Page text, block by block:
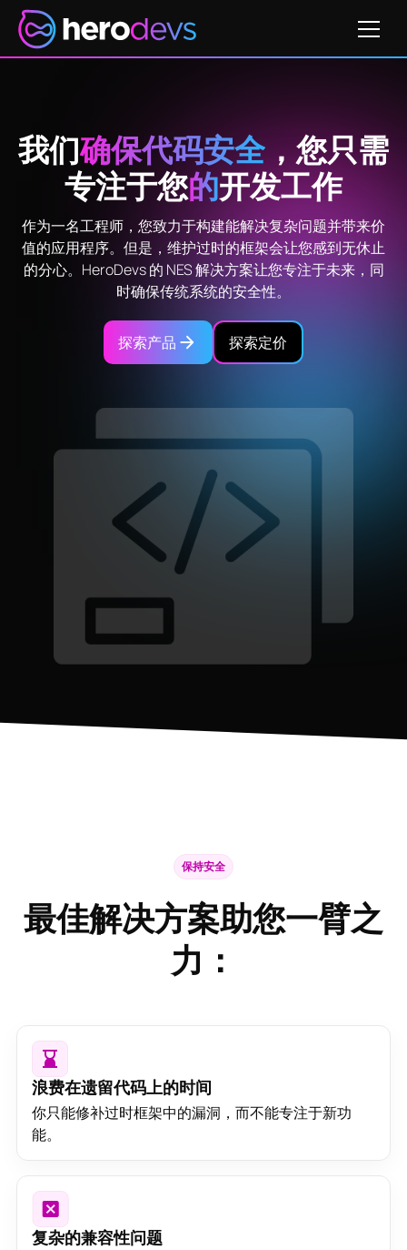
我们确保代码安全 ，您只需
专注于您的开发工作
作为一名工程师，您致力于构建能解决复杂问题并带来价
值的应用程序。但是，维护过时的框架会让您感到无休止
的分心。HeroDevs 的 NES 解决方案让您专注于未来，同
时确保传统系统的安全性。
探索产品 探索定价
保持安全
最佳解决方案助您一臂之
力：
浪费在遗留代码上的时间
你只能修补过时框架中的漏洞，而不能专注于新功
能。
复杂的兼容性问题